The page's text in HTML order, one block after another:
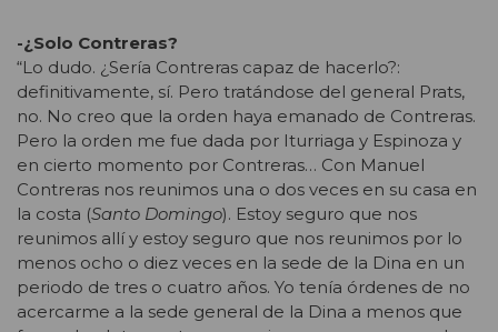
-¿Solo Contreras?
“Lo dudo. ¿Sería Contreras capaz de hacerlo?:
definitivamente, sí. Pero tratándose del general Prats,
no. No creo que la orden haya emanado de Contreras.
Pero la orden me fue dada por Iturriaga y Espinoza y
en cierto momento por Contreras… Con Manuel
Contreras nos reunimos una o dos veces en su casa en
la costa (Santo Domingo). Estoy seguro que nos
reunimos allí y estoy seguro que nos reunimos por lo
menos ocho o diez veces en la sede de la Dina en un
periodo de tres o cuatro años. Yo tenía órdenes de no
acercarme a la sede general de la Dina a menos que